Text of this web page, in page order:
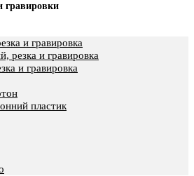
гравировки
и гравировка
резка и гравировка
и гравировка
пластик